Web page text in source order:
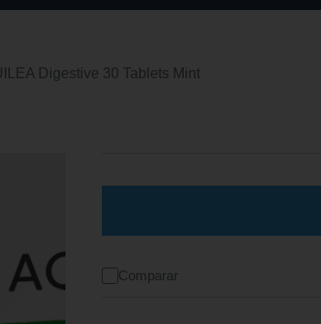
Digestive 30 Tablets Mint
Comparar